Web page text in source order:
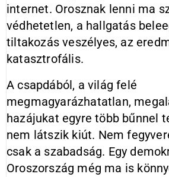
internet. Orosznak lenni ma
védhetetlen, a hallgatás
tiltakozás veszélyes, az
katasztrofális.
A csapdából, a világ felé
megmagyarázhatatlan,
hazájukat egyre több bűnnel
nem látszik kiút. Nem
csak a szabadság. Egy
Oroszország még ma is